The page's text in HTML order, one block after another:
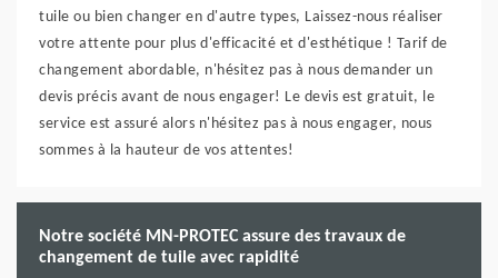
tuile ou bien changer en d'autre types, Laissez-nous réaliser
votre attente pour plus d'efficacité et d'esthétique ! Tarif de
changement abordable, n'hésitez pas à nous demander un
devis précis avant de nous engager! Le devis est gratuit, le
service est assuré alors n'hésitez pas à nous engager, nous
sommes à la hauteur de vos attentes!
Notre société MN-PROTEC assure des travaux de
changement de tuile avec rapidité